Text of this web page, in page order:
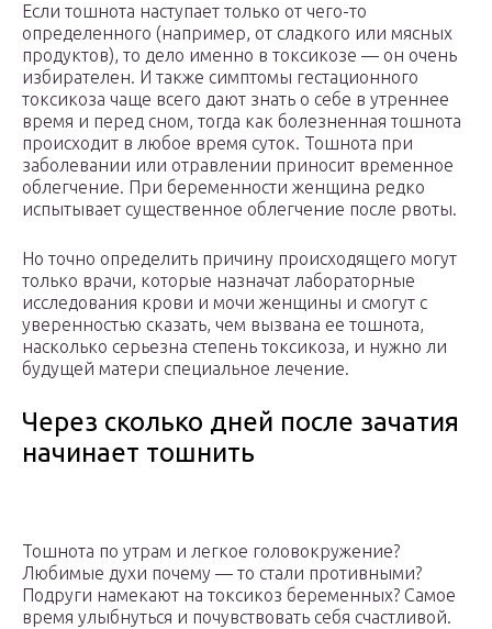
Если тошнота наступает только от чего-то
определенного (например, от сладкого или мясных
продуктов), то дело именно в токсикозе — он очень
избирателен. И также симптомы гестационного
токсикоза чаще всего дают знать о себе в утреннее
время и перед сном, тогда как болезненная тошнота
происходит в любое время суток. Тошнота при
заболевании или отравлении приносит временное
облегчение. При беременности женщина редко
испытывает существенное облегчение после рвоты.
Но точно определить причину происходящего могут
только врачи, которые назначат лабораторные
исследования крови и мочи женщины и смогут с
уверенностью сказать, чем вызвана ее тошнота,
насколько серьезна степень токсикоза, и нужно ли
будущей матери специальное лечение.
Через сколько дней после зачатия
начинает тошнить
Тошнота по утрам и легкое головокружение?
Любимые духи почему — то стали противными?
Подруги намекают на токсикоз беременных? Самое
время улыбнуться и почувствовать себя счастливой.